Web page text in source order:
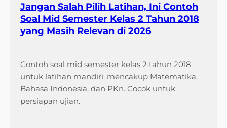
Jangan Salah Pilih Latihan, Ini Contoh
Soal Mid Semester Kelas 2 Tahun 2018
yang Masih Relevan di 2026
Contoh soal mid semester kelas 2 tahun 2018
untuk latihan mandiri, mencakup Matematika,
Bahasa Indonesia, dan PKn. Cocok untuk
persiapan ujian.